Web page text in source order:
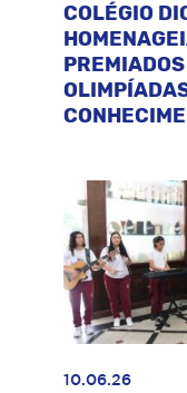
COLÉGIO
10.06.26